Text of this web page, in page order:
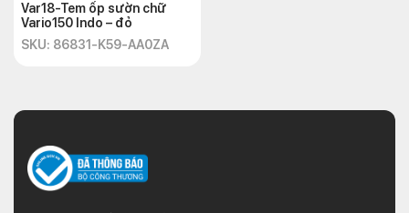
Var18-Tem ốp sườn chữ
Vario150 Indo – đỏ
SKU: 86831-K59-AA0ZA